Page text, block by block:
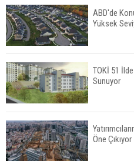
ABD'de
Yüksek
TOKİ 51
Sunuyor
Öne Çıkıyor